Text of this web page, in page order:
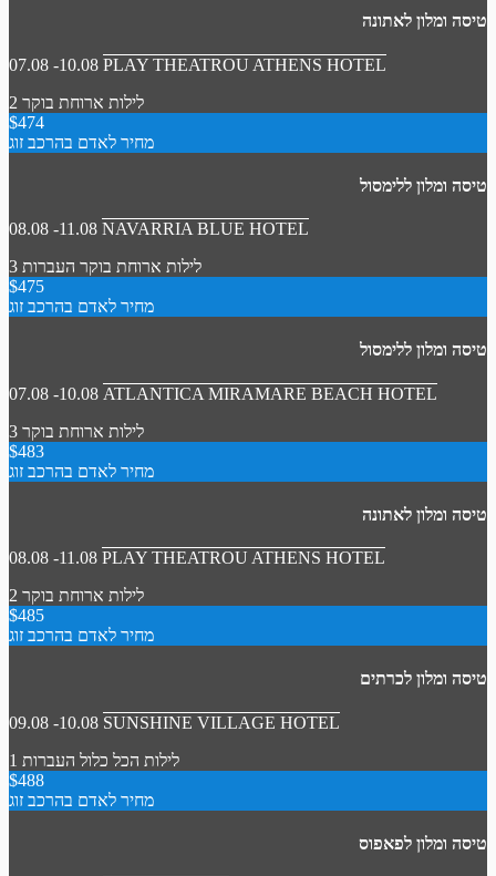
טיסה ומלון לאתונה
07.08 -10.08 PLAY THEATROU ATHENS HOTEL
2 לילות ארוחת בוקר
$474
מחיר לאדם בהרכב זוג
טיסה ומלון ללימסול
08.08 -11.08 NAVARRIA BLUE HOTEL
3 לילות ארוחת בוקר העברות
$475
מחיר לאדם בהרכב זוג
טיסה ומלון ללימסול
07.08 -10.08 ATLANTICA MIRAMARE BEACH HOTEL
3 לילות ארוחת בוקר
$483
מחיר לאדם בהרכב זוג
טיסה ומלון לאתונה
08.08 -11.08 PLAY THEATROU ATHENS HOTEL
2 לילות ארוחת בוקר
$485
מחיר לאדם בהרכב זוג
טיסה ומלון לכרתים
09.08 -10.08 SUNSHINE VILLAGE HOTEL
1 לילות הכל כלול העברות
$488
מחיר לאדם בהרכב זוג
טיסה ומלון לפאפוס